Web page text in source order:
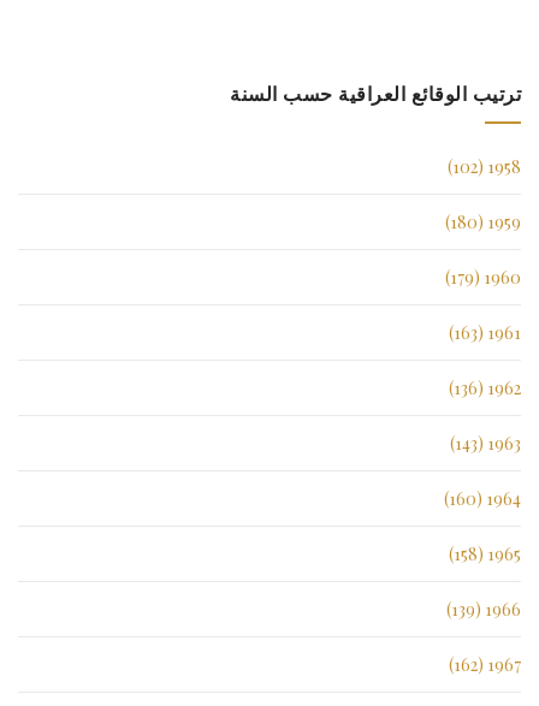
ترتيب الوقائع العراقية حسب السنة
1958 (102)
1959 (180)
1960 (179)
1961 (163)
1962 (136)
1963 (143)
1964 (160)
1965 (158)
1966 (139)
1967 (162)